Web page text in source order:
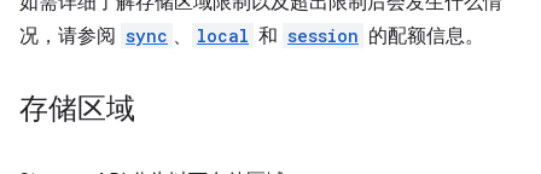
况，请参阅 sync 、 local 和 session 的配额信息。
存储区域